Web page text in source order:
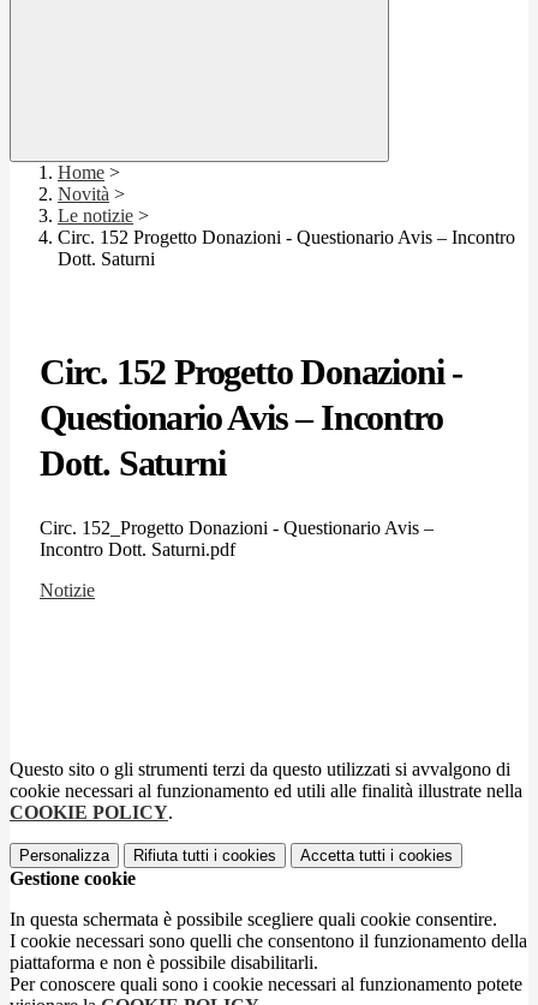
Home >
Novità >
Le notizie >
Circ. 152 Progetto Donazioni - Questionario Avis – Incontro
Dott. Saturni
Circ. 152 Progetto Donazioni -
Questionario Avis – Incontro
Dott. Saturni
Circ. 152_Progetto Donazioni - Questionario Avis –
Incontro Dott. Saturni.pdf
Notizie
Questo sito o gli strumenti terzi da questo utilizzati si avvalgono di
cookie necessari al funzionamento ed utili alle finalità illustrate nella
COOKIE POLICY.
Personalizza Rifiuta tutti i cookies Accetta tutti i cookies
Gestione cookie
In questa schermata è possibile scegliere quali cookie consentire.
I cookie necessari sono quelli che consentono il funzionamento della
piattaforma e non è possibile disabilitarli.
Per conoscere quali sono i cookie necessari al funzionamento potete